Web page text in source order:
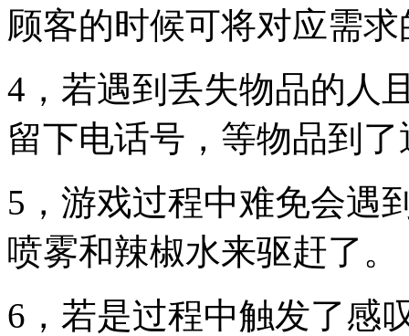
顾客的时候可将对应需
4，若遇到丢失物品的人
留下电话号，等物品到
5，游戏过程中难免会遇
喷雾和辣椒水来驱赶了。
6，若是过程中触发了感